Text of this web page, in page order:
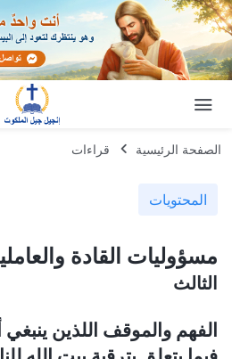
الصفحة الرئيسية قراءات
المحتويات
مسؤوليات القادة
الثالث
الفهم والموقف اللذين ينبغي